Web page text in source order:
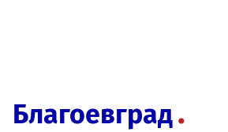
Благоевград